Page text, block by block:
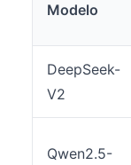
Modelo
DeepSeek-
V2
Qwen2.5-